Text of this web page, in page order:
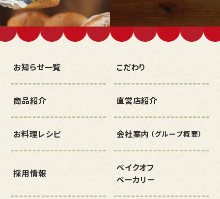
お知らせ一覧 こだわり
商品紹介 直営店紹介
お料理レシピ 会社案内 （グループ概要）
採用情報
ベイクオフ
ベーカリー